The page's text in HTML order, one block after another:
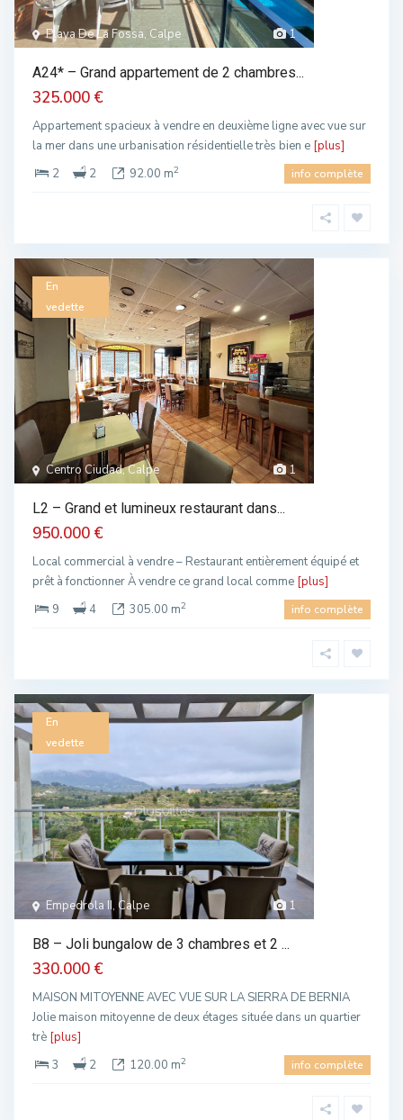
1
Playa De La Fossa, Calpe
A24* – Grand appartement de 2 chambres...
325.000 €
Appartement spacieux à vendre en deuxième ligne avec vue sur
la mer dans une urbanisation résidentielle très bien e [plus]
2
2 92.00 m2 info complète
1
Centro Ciudad, Calpe
En
vedette
L2 – Grand et lumineux restaurant dans...
950.000 €
Local commercial à vendre – Restaurant entièrement équipé et
prêt à fonctionner À vendre ce grand local comme [plus]
9
4 305.00 m2 info complète
1
Empedrola II, Calpe
En
vedette
B8 – Joli bungalow de 3 chambres et 2 ...
330.000 €
MAISON MITOYENNE AVEC VUE SUR LA SIERRA DE BERNIA
Jolie maison mitoyenne de deux étages située dans un quartier
trè [plus]
3
2 120.00 m2 info complète